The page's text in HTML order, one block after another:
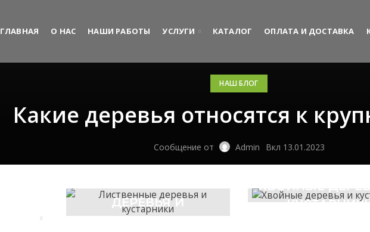
ГЛАВНАЯ О НАС НАШИ РАБОТЫ УСЛУГИ КАТАЛОГ ОПЛАТА И ДОСТАВКА
НАШ БЛОГ
Какие деревья относятся к
Сообщение от Admin Вкл 13.01.2023
ДЕРЕВЬЯ И
КУСТАРНИКИ
ХВОЙНЫЕ